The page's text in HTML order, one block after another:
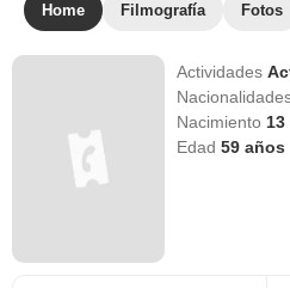
Home Filmografía Fotos
Actividades
Nacimiento
Edad59 años